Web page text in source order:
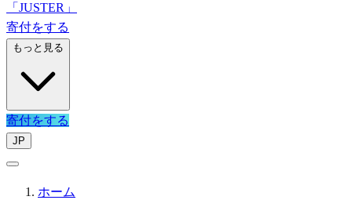
「JUSTER」
寄付をする
もっと見る
寄付をする
JP
ホーム